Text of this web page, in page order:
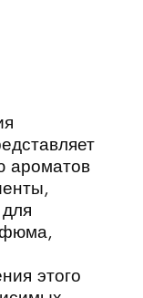
ароматов
этого